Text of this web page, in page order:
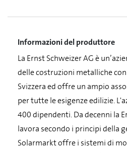
Informazioni del produttore
La Ernst Schweizer AG è
delle costruzioni metalliche
Svizzera ed offre un ampio
per tutte le esigenze edilizie.
400 dipendenti. Da decenni la
lavora secondo i principi della
Solarmarkt offre i sistemi di